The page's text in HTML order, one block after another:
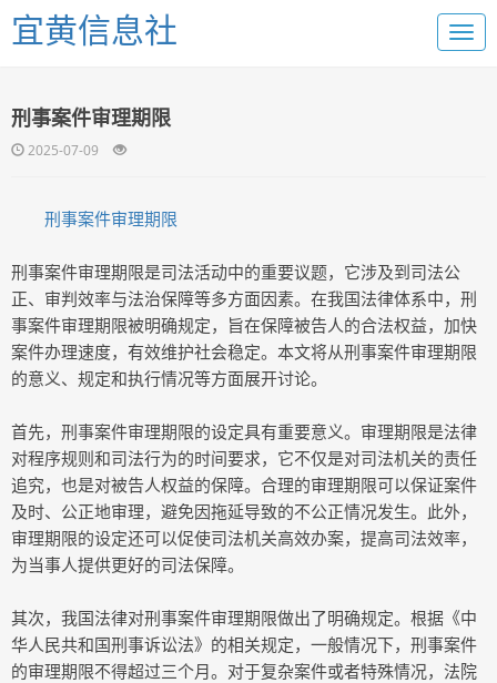
宜黄信息社
刑事案件审理期限
2025-07-09
刑事案件审理期限
刑事案件审理期限是司法活动中的重要议题，它涉及到司法公
正、审判效率与法治保障等多方面因素。在我国法律体系中，刑
事案件审理期限被明确规定，旨在保障被告人的合法权益，加快
案件办理速度，有效维护社会稳定。本文将从刑事案件审理期限
的意义、规定和执行情况等方面展开讨论。
首先，刑事案件审理期限的设定具有重要意义。审理期限是法律
对程序规则和司法行为的时间要求，它不仅是对司法机关的责任
追究，也是对被告人权益的保障。合理的审理期限可以保证案件
及时、公正地审理，避免因拖延导致的不公正情况发生。此外，
审理期限的设定还可以促使司法机关高效办案，提高司法效率，
为当事人提供更好的司法保障。
其次，我国法律对刑事案件审理期限做出了明确规定。根据《中
华人民共和国刑事诉讼法》的相关规定，一般情况下，刑事案件
的审理期限不得超过三个月。对于复杂案件或者特殊情况，法院